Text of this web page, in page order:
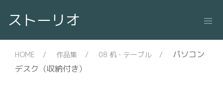
ストーリオ
HOME 作品集 08 机・テーブル
パソコン
デスク（収納付き）